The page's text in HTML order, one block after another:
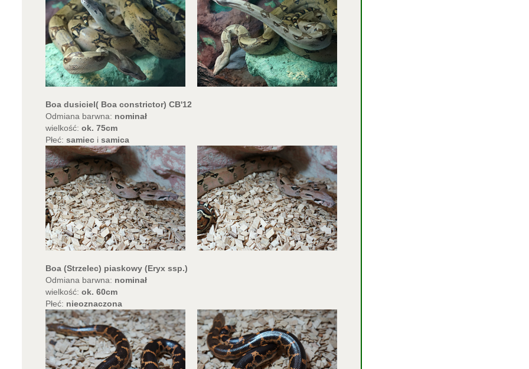
Boa dusiciel( Boa constrictor) CB'12
Odmiana barwna: nominał
wielkość: ok. 75cm
Płeć: samiec i samica
Boa (Strzelec) piaskowy (Eryx ssp.)
Odmiana barwna: nominał
wielkość: ok. 60cm
Płeć: nieoznaczona